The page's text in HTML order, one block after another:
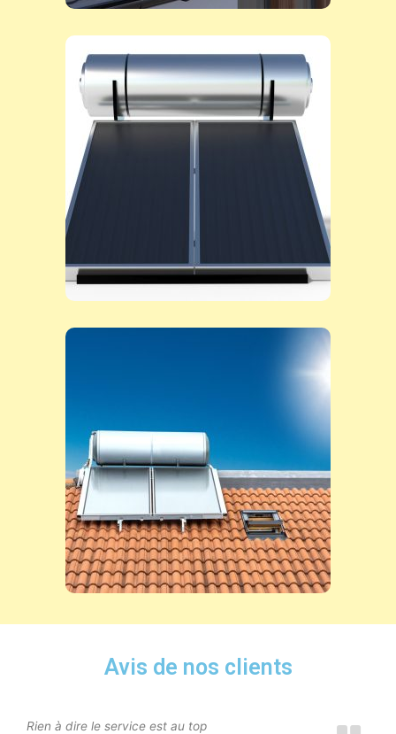
Avis de nos clients
Rien à dire le service est au top